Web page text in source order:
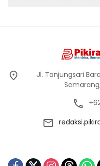
Jl. Tanjungsari